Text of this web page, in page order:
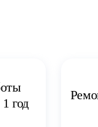
год